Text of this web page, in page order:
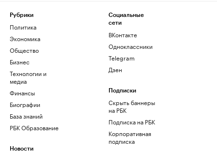
Рубрики
Политика
Экономика
Общество
Бизнес
Технологии и
медиа
Финансы
Биографии
База знаний
РБК Образование
Новости
Социальные
сети
ВКонтакте
Одноклассники
Telegram
Дзен
Подписки
Скрыть баннеры
на РБК
Подписка на РБК
Корпоративная
подписка